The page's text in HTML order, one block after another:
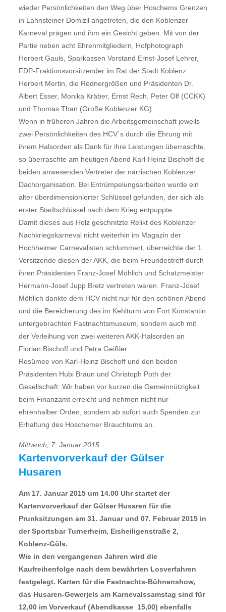
wieder Persönlichkeiten den Weg über Hoschems Grenzen
in Lahnsteiner Domizil angetreten, die den Koblenzer
Karneval prägen und ihm ein Gesicht geben. Mit von der
Partie neben acht Ehrenmitgliedern, Hofphotograph
Herbert Gauls, Sparkassen Vorstand Ernst-Josef Lehrer,
FDP-Fraktionsvorsitzender im Rat der Stadt Koblenz
Herbert Mertin, die Rednergrößen und Präsidenten Dr.
Albert Esser, Monika Kräber, Ernst Rech, Peter Olf (CCKK)
und Thomas Than (Große Koblenzer KG).
Wenn in früheren Jahren die Arbeitsgemeinschaft jeweils
zwei Persönlichkeiten des HCV´s durch die Ehrung mit
ihrem Halsorden als Dank für ihre Leistungen überraschte,
so überraschte am heutigen Abend Karl-Heinz Bischoff die
beiden anwesenden Vertreter der närrischen Koblenzer
Dachorganisation. Bei Entrümpelungsarbeiten wurde ein
alter überdimensionierter Schlüssel gefunden, der sich als
erster Stadtschlüssel nach dem Krieg entpuppte.
Damit dieses aus Holz geschnitzte Relikt des Koblenzer
Nachkriegskarneval nicht weiterhin im Magazin der
Hochheimer Carnevalisten schlummert, überreichte der 1.
Vorsitzende diesen der AKK, die beim Freundestreff durch
ihren Präsidenten Franz-Josef Möhlich und Schatzmeister
Hermann-Josef Jupp Bretz vertreten waren. Franz-Josef
Möhlich dankte dem HCV nicht nur für den schönen Abend
und die Bereicherung des im Kehlturm von Fort Konstantin
untergebrachten Fastnachtsmuseum, sondern auch mit
der Verleihung von zwei weiteren AKK-Halsorden an
Florian Bischoff und Petra Geißler.
Resümee von Karl-Heinz Bischoff und den beiden
Präsidenten Hubi Braun und Christoph Poth der
Gesellschaft: Wir haben vor kurzen die Gemeinnützigkeit
beim Finanzamt erreicht und nehmen nicht nur
ehrenhalber Orden, sondern ab sofort auch Spenden zur
Erhaltung des Hoschemer Brauchtums an.
Mittwoch, 7. Januar 2015
Kartenvorverkauf der Gülser
Husaren
Am 17. Januar 2015 um 14.00 Uhr startet der
Kartenvorverkauf der Gülser Husaren für die
Prunksitzungen am 31. Januar und 07. Februar 2015 in
der Sportsbar Turnerheim, Eisheiligenstraße 2,
Koblenz-Güls.
Wie in den vergangenen Jahren wird die
Kaufreihenfolge nach dem bewährten Losverfahren
festgelegt. Karten für die Fastnachts-Bühnenshow,
das Husaren-Gewerjels am Karnevalssamstag sind für 
12,00 im Vorverkauf (Abendkasse  15,00) ebenfalls